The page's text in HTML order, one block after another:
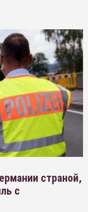
страной,
с